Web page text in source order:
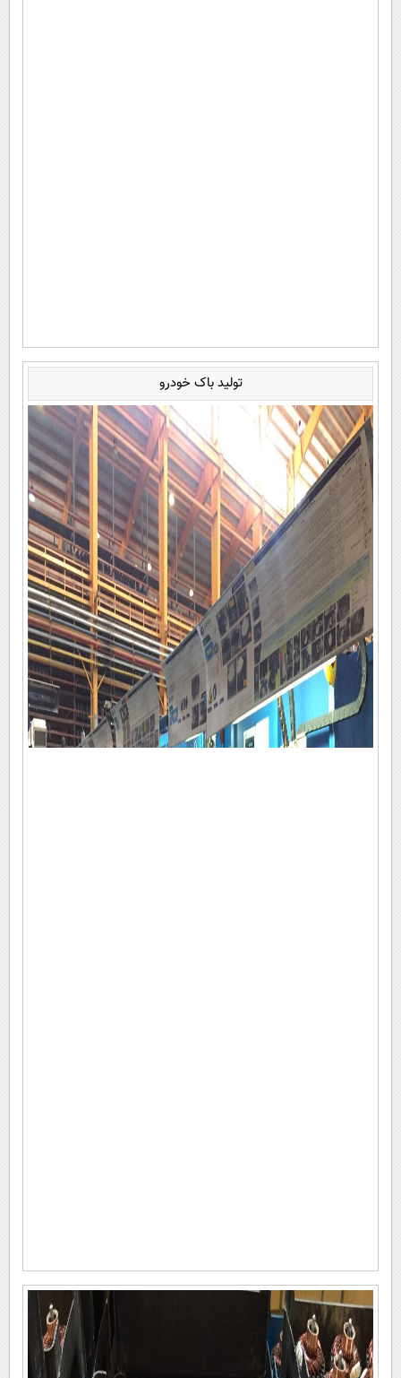
تولید باک خودرو